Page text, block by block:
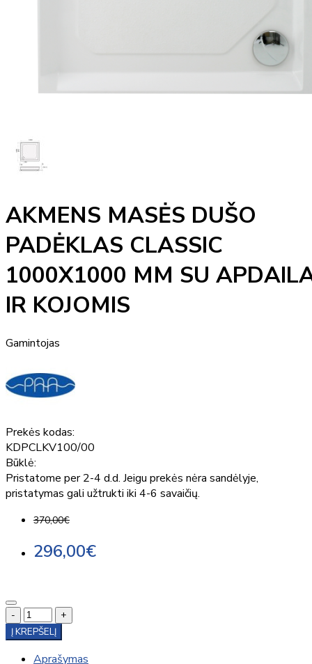
AKMENS MASĖS DUŠO
PADĖKLAS CLASSIC
1000X1000 MM SU
IR KOJOMIS
Gamintojas
Prekės kodas:
KDPCLKV100/00
Būklė:
Pristatome per 2-4 d.d. Jeigu prekės nėra sandėlyje,
pristatymas gali užtrukti iki 4-6 savaičių.
370,00€
296,00€
-
+
Į KREPŠELĮ
Aprašymas